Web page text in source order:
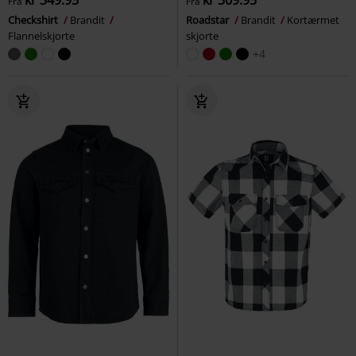
Checkshirt
Brandit
Flannelskjorte
Roadstar Brandit
Kortærmet
skjorte
+4